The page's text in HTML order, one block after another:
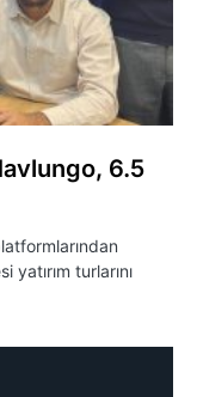
6.5
yatırım turlarını